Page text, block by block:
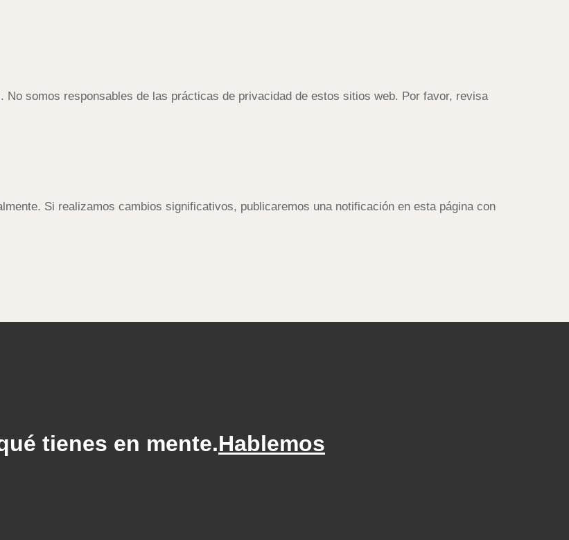
somos responsables de las prácticas de privacidad de estos sitios web. Por favor, revisa
Si realizamos cambios significativos, publicaremos una notificación en esta página con
tienes en mente.Hablemos